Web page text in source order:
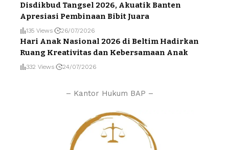
Disdikbud Tangsel 2026, Akuatik Banten
Apresiasi Pembinaan Bibit Juara
135 Views 26/07/2026
Hari Anak Nasional 2026 di Beltim Hadirkan
Ruang Kreativitas dan Kebersamaan Anak
332 Views 24/07/2026
– Kantor Hukum BAP –